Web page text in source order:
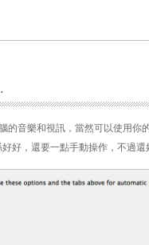
的音樂和視訊，當然可以使用
好，還要一點手動操作，不過還